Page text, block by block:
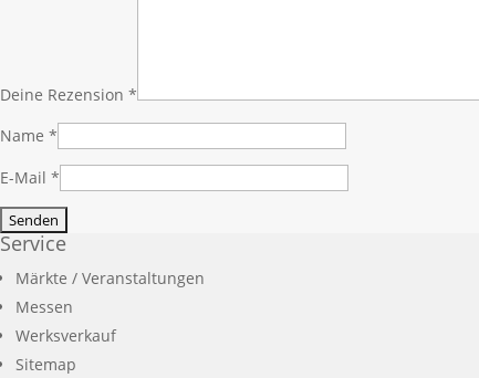
Deine Rezension *
Name *
E-Mail *
Service
Märkte / Veranstaltungen
Messen
Werksverkauf
Sitemap